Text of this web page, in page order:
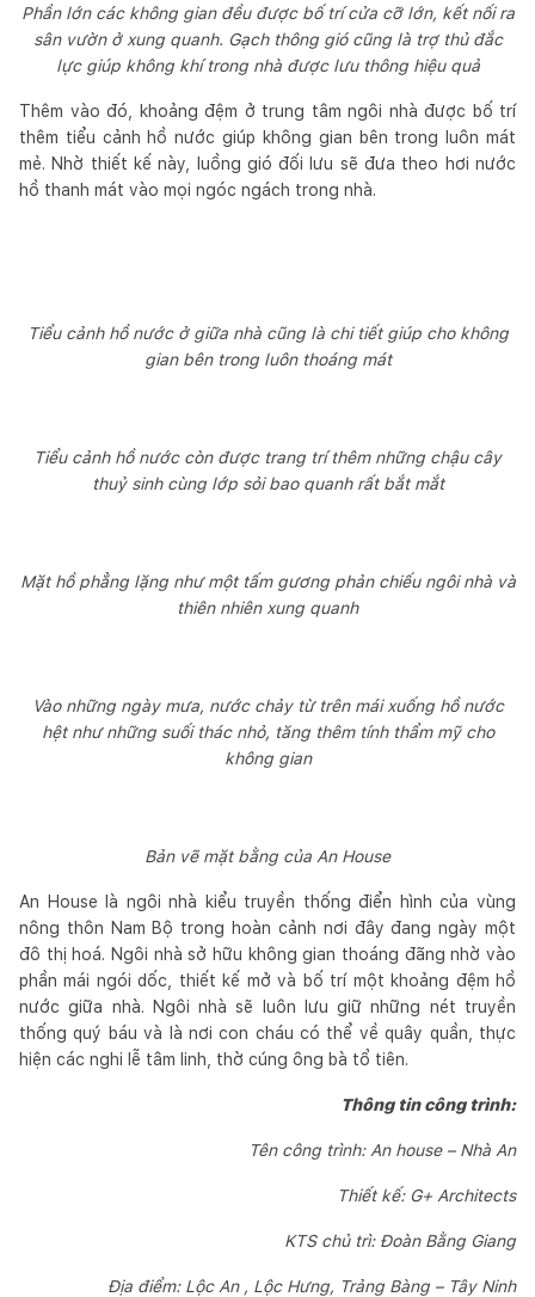
Phần lớn các không gian đều được bố trí cửa cỡ lớn, kết nối ra
sân vườn ở xung quanh. Gạch thông gió cũng là trợ thủ đắc
lực giúp không khí trong nhà được lưu thông hiệu quả
Thêm vào đó, khoảng đệm ở trung tâm ngôi nhà được bố trí
thêm tiểu cảnh hồ nước giúp không gian bên trong luôn mát
mẻ. Nhờ thiết kế này, luồng gió đối lưu sẽ đưa theo hơi nước
hồ thanh mát vào mọi ngóc ngách trong nhà.
Tiểu cảnh hồ nước ở giữa nhà cũng là chi tiết giúp cho không
gian bên trong luôn thoáng mát
Tiểu cảnh hồ nước còn được trang trí thêm những chậu cây
thuỷ sinh cùng lớp sỏi bao quanh rất bắt mắt
Mặt hồ phẳng lặng như một tấm gương phản chiếu ngôi nhà và
thiên nhiên xung quanh
Vào những ngày mưa, nước chảy từ trên mái xuống hồ nước
hệt như những suối thác nhỏ, tăng thêm tính thẩm mỹ cho
không gian
Bản vẽ mặt bằng của An House
An House là ngôi nhà kiểu truyền thống điển hình của vùng
nông thôn Nam Bộ trong hoàn cảnh nơi đây đang ngày một
đô thị hoá. Ngôi nhà sở hữu không gian thoáng đãng nhờ vào
phần mái ngói dốc, thiết kế mở và bố trí một khoảng đệm hồ
nước giữa nhà. Ngôi nhà sẽ luôn lưu giữ những nét truyền
thống quý báu và là nơi con cháu có thể về quây quần, thực
hiện các nghi lễ tâm linh, thờ cúng ông bà tổ tiên.
Thông tin công trình:
Tên công trình: An house – Nhà An
Thiết kế: G+ Architects
KTS chủ trì: Đoàn Bằng Giang
Địa điểm: Lộc An , Lộc Hưng, Trảng Bàng – Tây Ninh